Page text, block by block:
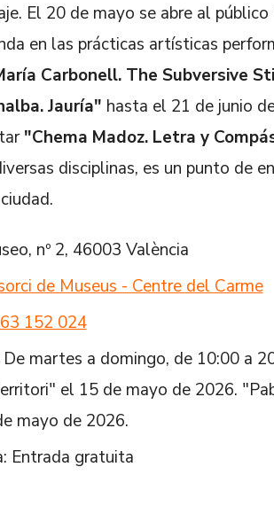
El 20 de mayo se abre al público
en las prácticas artísticas
Carbonell. The Subversive
Jauría" hasta el 21 de junio
"Chema Madoz. Letra y
disciplinas, es un punto de
nº 2, 46003 València
de Museus - Centre del Carme
152 024
martes a domingo, de 10:00 a
el 15 de mayo de 2026.
mayo de 2026.
Entrada gratuita